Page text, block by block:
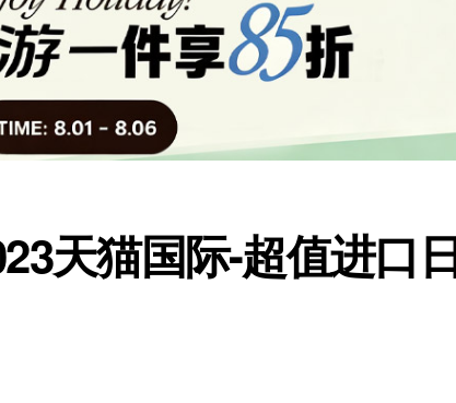
天猫国际-超值进口